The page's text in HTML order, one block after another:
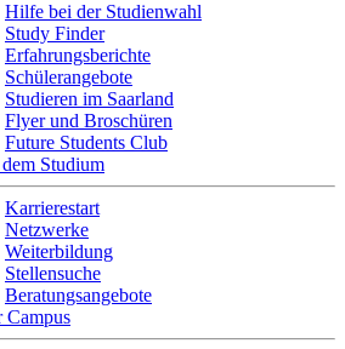
Hilfe bei der Studienwahl
Study Finder
Erfahrungsberichte
Schülerangebote
Studieren im Saarland
Flyer und Broschüren
Future Students Club
Studium
Karrierestart
Netzwerke
Weiterbildung
Stellensuche
Beratungsangebote
Campus